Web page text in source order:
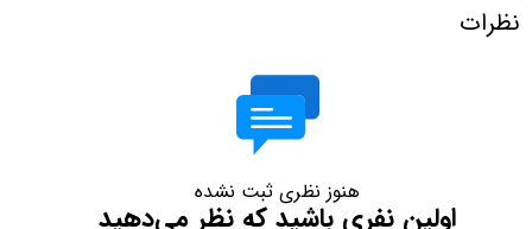
نظرات
هنوز نظری ثبت نشده
اولین نفری باشید که نظر می‌دهید